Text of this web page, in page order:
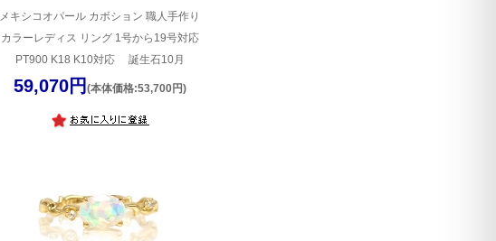
メキシコオパール カボション 職人手作り
カラーレディス リング 1号から19号対応
PT900 K18 K10対応 誕生石10月
59,070円 (本体価格:53,700円)